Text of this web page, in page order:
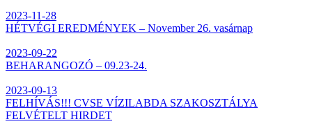
2023-11-28
HÉTVÉGI EREDMÉNYEK – November 26. vasárnap
2023-09-22
BEHARANGOZÓ – 09.23-24.
2023-09-13
FELHÍVÁS!!! CVSE VÍZILABDA SZAKOSZTÁLYA
FELVÉTELT HIRDET